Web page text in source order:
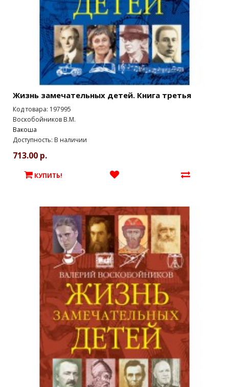
Жизнь замечательных детей. Книга третья
Код товара: 197995
Воскобойников В.М.
Вакоша
Доступность: В наличии
713.00 р.
КУПИТЬ!